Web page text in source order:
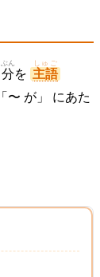
分
ぶん
を 主語
しゅご
〜 が」 にあた